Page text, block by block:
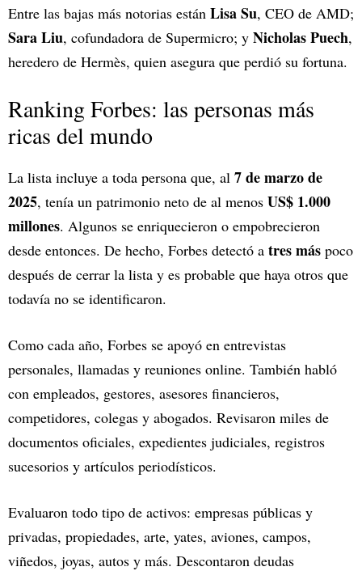
Entre las bajas más notorias están Lisa Su, CEO de AMD;
Sara Liu, cofundadora de Supermicro; y Nicholas Puech,
heredero de Hermès, quien asegura que perdió su fortuna.
Ranking Forbes: las personas más
ricas del mundo
La lista incluye a toda persona que, al 7 de marzo de
2025, tenía un patrimonio neto de al menos US$ 1.000
millones. Algunos se enriquecieron o empobrecieron
desde entonces. De hecho, Forbes detectó a tres más poco
después de cerrar la lista y es probable que haya otros que
todavía no se identificaron.
Como cada año, Forbes se apoyó en entrevistas
personales, llamadas y reuniones online. También habló
con empleados, gestores, asesores financieros,
competidores, colegas y abogados. Revisaron miles de
documentos oficiales, expedientes judiciales, registros
sucesorios y artículos periodísticos.
Evaluaron todo tipo de activos: empresas públicas y
privadas, propiedades, arte, yates, aviones, campos,
viñedos, joyas, autos y más. Descontaron deudas